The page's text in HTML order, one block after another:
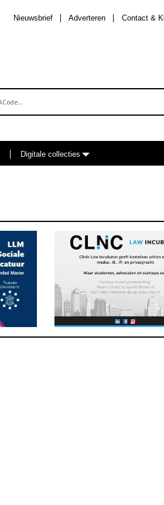
Contact &
Adverteren
Nieuwsbrief
Digitale collecties